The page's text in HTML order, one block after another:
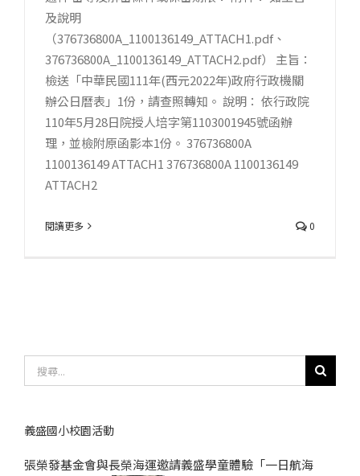
及說明
（376736800A_1100136149_ATTACH1.pdf、
376736800A_1100136149_ATTACH2.pdf） 主旨：
檢送「中華民國111年(西元2022年)政府行政機關
辦公日曆表」1份，請查照轉知。 說明： 依行政院
110年5月28日院授人培字第1103001945號函辦
理，並檢附原函影本1份。 376736800A
1100136149 ATTACH1 376736800A 1100136149
ATTACH2
閱讀更多 0
尋
果：
義盛國小校園活動
張榮發基金會與長榮海運邀請義盛學童體驗「一日航海